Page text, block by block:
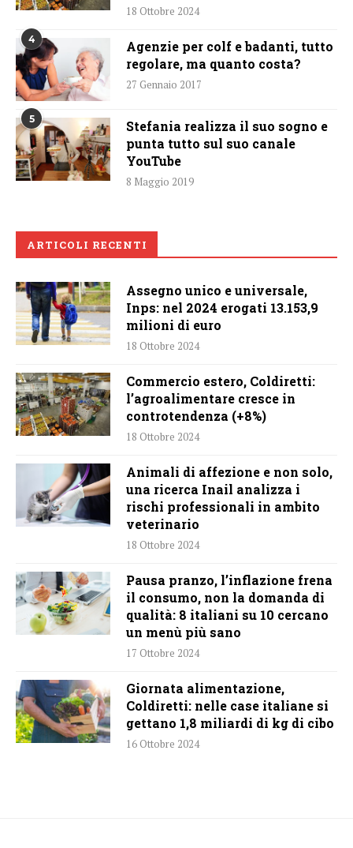
18 Ottobre 2024
4
Agenzie per colf e badanti, tutto
regolare, ma quanto costa?
27 Gennaio 2017
5
Stefania realizza il suo sogno e
punta tutto sul suo canale
YouTube
8 Maggio 2019
ARTICOLI RECENTI
Assegno unico e universale,
Inps: nel 2024 erogati 13.153,9
milioni di euro
18 Ottobre 2024
Commercio estero, Coldiretti:
l’agroalimentare cresce in
controtendenza (+8%)
18 Ottobre 2024
Animali di affezione e non solo,
una ricerca Inail analizza i
rischi professionali in ambito
veterinario
18 Ottobre 2024
Pausa pranzo, l’inflazione frena
il consumo, non la domanda di
qualità: 8 italiani su 10 cercano
un menù più sano
17 Ottobre 2024
Giornata alimentazione,
Coldiretti: nelle case italiane si
gettano 1,8 miliardi di kg di cibo
16 Ottobre 2024